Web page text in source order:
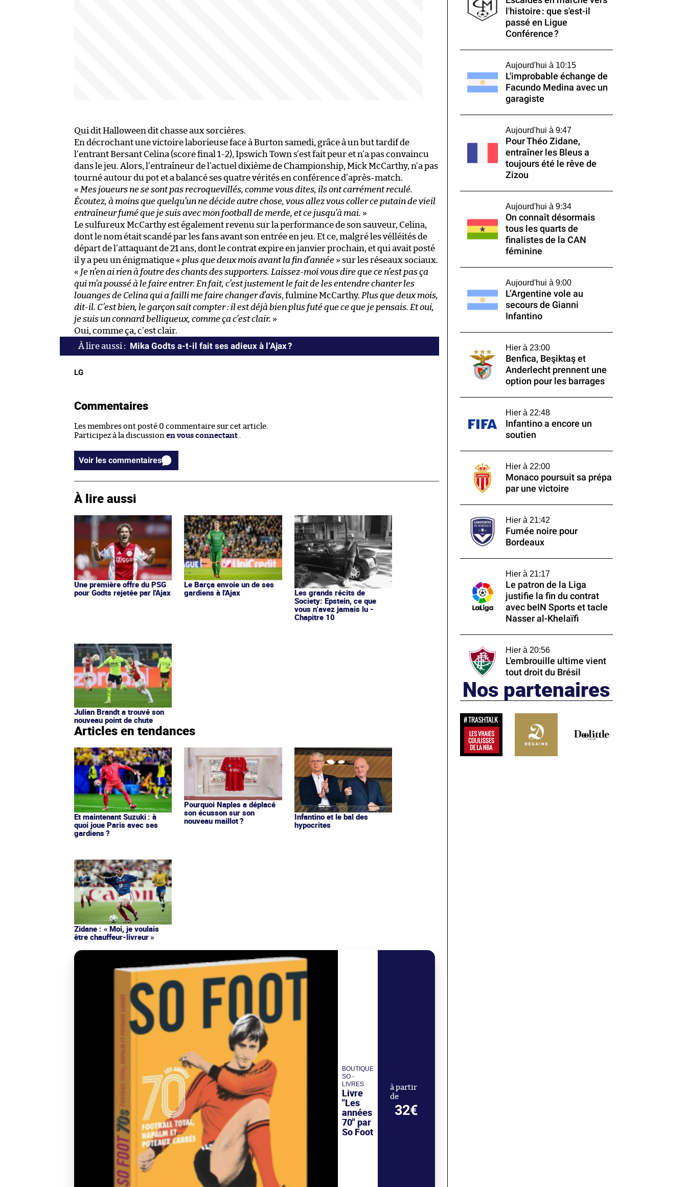
Qui dit Halloween dit chasse aux sorcières.
En décrochant une victoire laborieuse face à Burton samedi, grâce à un but tardif de
l’entrant Bersant Celina (score final 1-2), Ipswich Town s’est fait peur et n’a pas convaincu
dans le jeu. Alors, l’entraîneur de l’actuel dixième de Championship, Mick McCarthy, n’a pas
tourné autour du pot et a balancé ses quatre vérités en conférence d’après-match.
« Mes joueurs ne se sont pas recroquevillés, comme vous dites, ils ont carrément reculé.
Écoutez, à moins que quelqu’un ne décide autre chose, vous allez vous coller ce putain de vieil
entraîneur fumé que je suis avec mon football de merde, et ce jusqu’à mai. »
Le sulfureux McCarthy est également revenu sur la performance de son sauveur, Celina,
dont le nom était scandé par les fans avant son entrée en jeu. Et ce, malgré les vélléités de
départ de l’attaquant de 21 ans, dont le contrat expire en janvier prochain, et qui avait posté
il y a peu un énigmatique « plus que deux mois avant la fin d’année » sur les réseaux sociaux.
« Je n’en ai rien à foutre des chants des supporters. Laissez-moi vous dire que ce n’est pas ça
qui m’a poussé à le faire entrer. En fait, c’est justement le fait de les entendre chanter les
louanges de Celina qui a failli me faire changer d’avis, fulmine McCarthy. Plus que deux mois,
dit-il. C’est bien, le garçon sait compter : il est déjà bien plus futé que ce que je pensais. Et oui,
je suis un connard belliqueux, comme ça c’est clair. »
Oui, comme ça, c’est clair.
Mika Godts a-t-il fait ses adieux à l’Ajax ?
LG
Commentaires
Les membres ont posté 0 commentaire sur cet article.
Participez à la discussion en vous connectant
Voir les commentaires
À lire aussi
Une première offre du PSG
pour Godts rejetée par l'Ajax
Le Barça envoie un de ses
gardiens à l'Ajax
Les grands récits de
Society: Epstein, ce que
vous n’avez jamais lu -
Chapitre 10
Julian Brandt a trouvé son
nouveau point de chute
Articles en tendances
Et maintenant Suzuki : à
quoi joue Paris avec ses
gardiens ?
Pourquoi Naples a déplacé
son écusson sur son
nouveau maillot ?
Infantino et le bal des
hypocrites
Zidane : « Moi, je voulais
être chauffeur-livreur »
BOUTIQUE
SO -
LIVRES
Livre
"Les
années
70" par
So Foot
à partir
de
32€
l'histoire : que s'est-il
passé en Ligue
Conférence ?
Aujourd'hui à 10:15
L'improbable échange de
Facundo Medina avec un
garagiste
Aujourd'hui à 9:47
Pour Théo Zidane,
entraîner les Bleus a
toujours été le rêve de
Zizou
Aujourd'hui à 9:34
On connaît désormais
tous les quarts de
finalistes de la CAN
féminine
Aujourd'hui à 9:00
L’Argentine vole au
secours de Gianni
Infantino
Hier à 23:00
Benfica, Beşiktaş et
Anderlecht prennent une
option pour les barrages
Hier à 22:48
Infantino a encore un
soutien
Hier à 22:00
Monaco poursuit sa prépa
par une victoire
Hier à 21:42
Fumée noire pour
Bordeaux
Hier à 21:17
Le patron de la Liga
justifie la fin du contrat
avec beIN Sports et tacle
Nasser al-Khelaïfi
Hier à 20:56
L'embrouille ultime vient
tout droit du Brésil
Nos partenaires